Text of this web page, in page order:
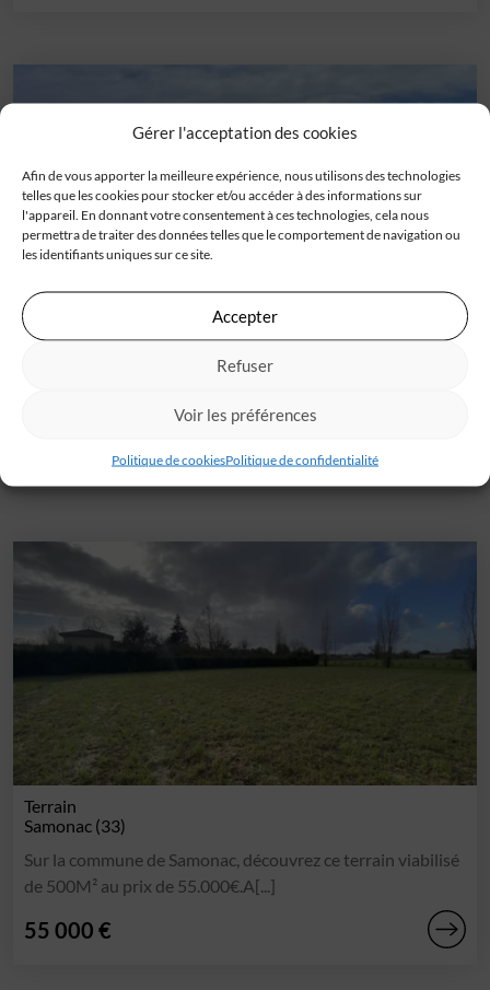
Gérer l'acceptation des cookies
Afin de vous apporter la meilleure expérience, nous utilisons des technologies
telles que les cookies pour stocker et/ou accéder à des informations sur
l'appareil. En donnant votre consentement à ces technologies, cela nous
permettra de traiter des données telles que le comportement de navigation ou
les identifiants uniques sur ce site.
Accepter
Refuser
Voir les préférences
Politique de cookiesPolitique de confidentialité
Terrain
des commodités !Destiné à[...]
105 000 €
Terrain
Samonac (33)
Sur la commune de Samonac, découvrez ce terrain viabilisé
de 500M² au prix de 55.000€.A[...]
55 000 €